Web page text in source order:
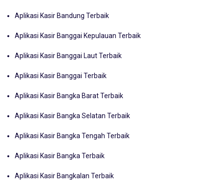
Aplikasi Kasir Bandung Terbaik
Aplikasi Kasir Banggai Kepulauan Terbaik
Aplikasi Kasir Banggai Laut Terbaik
Aplikasi Kasir Banggai Terbaik
Aplikasi Kasir Bangka Barat Terbaik
Aplikasi Kasir Bangka Selatan Terbaik
Aplikasi Kasir Bangka Tengah Terbaik
Aplikasi Kasir Bangka Terbaik
Aplikasi Kasir Bangkalan Terbaik